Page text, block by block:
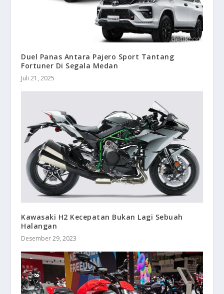
Duel Panas Antara Pajero Sport Tantang
Fortuner Di Segala Medan
Juli 21, 2025
Kawasaki H2 Kecepatan Bukan Lagi Sebuah
Halangan
Desember 29, 2023